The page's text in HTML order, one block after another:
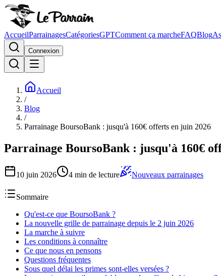
AccueilParrainagesCatégoriesGPTComment ça marcheFAQBlog
Connexion
Accueil
/
Blog
/
Parrainage BoursoBank : jusqu'à 160€ offerts en juin 2026
Parrainage BoursoBank : jusqu'à 160€
10 juin 2026 4 min de lecture Nouveaux parrainages
Sommaire
Qu'est-ce que BoursoBank ?
La nouvelle grille de parrainage depuis le 2 juin 2026
La marche à suivre
Les conditions à connaître
Ce que nous en pensons
Questions fréquentes
Sous quel délai les primes sont-elles versées ?